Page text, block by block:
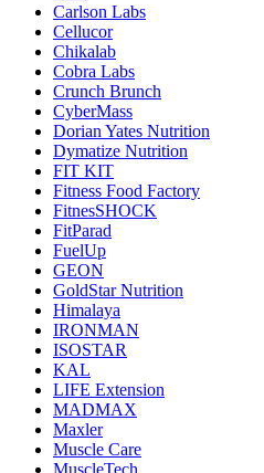
Carlson Labs
Cellucor
Chikalab
Cobra Labs
Crunch Brunch
CyberMass
Dorian Yates Nutrition
Dymatize Nutrition
FIT KIT
Fitness Food Factory
FitnesSHOCK
FitParad
FuelUp
GEON
GoldStar Nutrition
Himalaya
IRONMAN
ISOSTAR
KAL
LIFE Extension
MADMAX
Maxler
Muscle Care
MuscleTech